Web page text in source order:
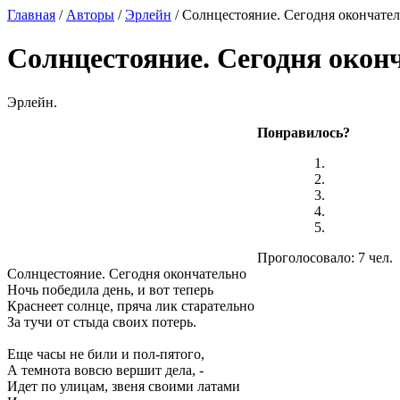
Главная / Авторы /Эрлейн / Солнцестояние. Сегодня
Солнцестояние. Сегодня
Эрлейн.
Понравилось?
Проголосовало: 7 чел.
Солнцестояние. Сегодня окончательно
Ночь победила день, и вот теперь
Краснеет солнце, пряча лик старательно
За тучи от стыда своих потерь.
Еще часы не били и пол-пятого,
А темнота вовсю вершит дела, -
Идет по улицам, звеня своими латами